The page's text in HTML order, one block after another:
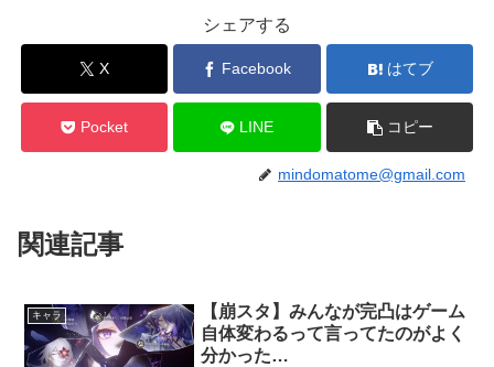
シェアする
X Facebook はてブ
Pocket LINE コピー
mindomatome@gmail.com
関連記事
キャラ
【崩スタ】みんなが完凸はゲーム
自体変わるって言ってたのがよく
分かった…